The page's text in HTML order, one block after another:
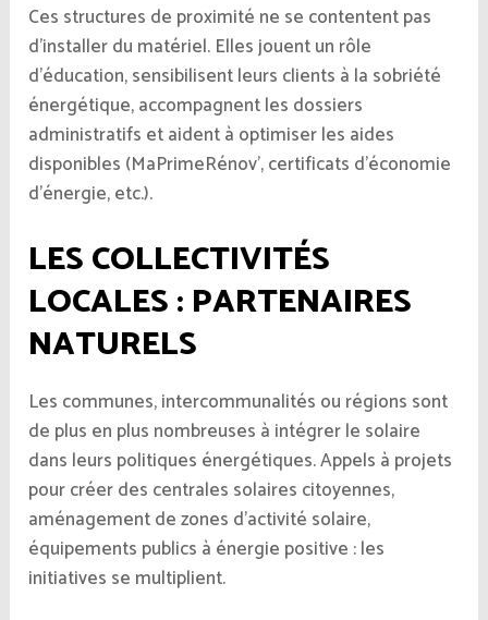
Ces structures de proximité ne se contentent pas
d’installer du matériel. Elles jouent un rôle
d’éducation, sensibilisent leurs clients à la sobriété
énergétique, accompagnent les dossiers
administratifs et aident à optimiser les aides
disponibles (MaPrimeRénov’, certificats d’économie
d’énergie, etc.).
LES COLLECTIVITÉS
LOCALES : PARTENAIRES
NATURELS
Les communes, intercommunalités ou régions sont
de plus en plus nombreuses à intégrer le solaire
dans leurs politiques énergétiques. Appels à projets
pour créer des centrales solaires citoyennes,
aménagement de zones d’activité solaire,
équipements publics à énergie positive : les
initiatives se multiplient.